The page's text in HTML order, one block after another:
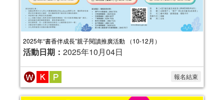
2025年“書香伴成長”親子閱讀推廣活動 （10-12月）
活動日期： 2025年10月04日
報名結束